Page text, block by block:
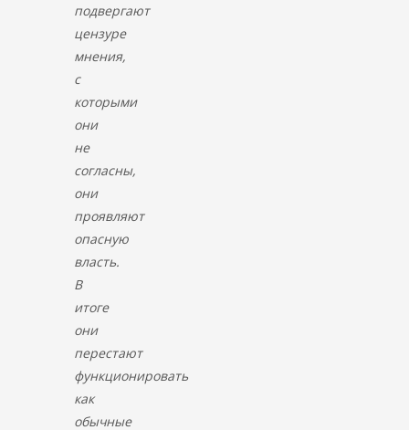
подвергают
цензуре
мнения,
с
которыми
они
не
согласны,
они
проявляют
опасную
власть.
В
итоге
они
перестают
функционировать
как
обычные